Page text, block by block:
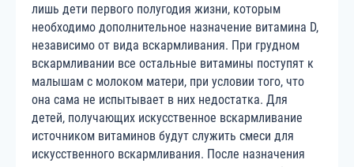
лишь дети первого полугодия жизни, которым
необходимо дополнительное назначение витамина D,
независимо от вида вскармливания. При грудном
вскармливании все остальные витамины поступят к
малышам с молоком матери, при условии того, что
она сама не испытывает в них недостатка. Для
детей, получающих искусственное вскармливание
источником витаминов будут служить смеси для
искусственного вскармливания. После назначения